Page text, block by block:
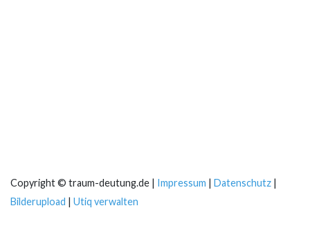
Copyright © traum-deutung.de | Impressum | Datenschutz |
Bilderupload | Utiq verwalten